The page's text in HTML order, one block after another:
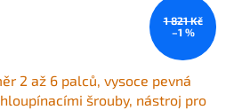
1 821 Kč
–1 %
2 až 6 palců, vysoce pevná
šrouby, nástroj pro